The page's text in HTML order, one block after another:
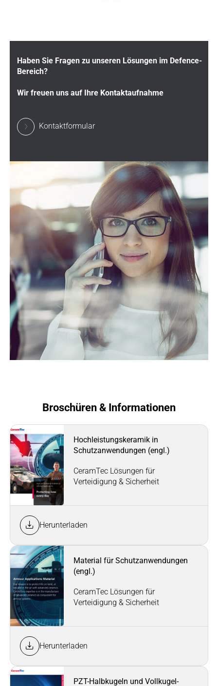
Haben Sie Fragen zu unseren Lösungen im Defence-
Bereich?
Wir freuen uns auf Ihre Kontaktaufnahme
Kontaktformular
Broschüren & Informationen
Hochleistungskeramik in
Schutzanwendungen (engl.)
CeramTec Lösungen für
Verteidigung & Sicherheit
Herunterladen
Material für Schutzanwendungen
(engl.)
CeramTec Lösungen für
Verteidigung & Sicherheit
Herunterladen
PZT-Halbkugeln und Vollkugel-